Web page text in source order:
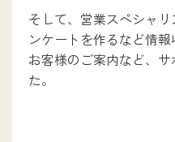
デジタルパンフレット
採用担当の方へ
そして、営業スペシャ
ンケートを作るなど情
お客様のご案内など、
た。